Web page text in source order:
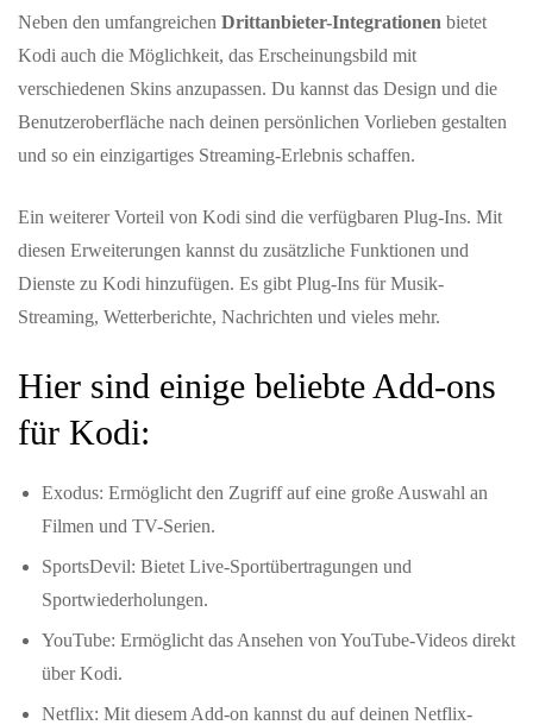
Neben den umfangreichen Drittanbieter-Integrationen bietet
Kodi auch die Möglichkeit, das Erscheinungsbild mit
verschiedenen Skins anzupassen. Du kannst das Design und die
Benutzeroberfläche nach deinen persönlichen Vorlieben gestalten
und so ein einzigartiges Streaming-Erlebnis schaffen.
Ein weiterer Vorteil von Kodi sind die verfügbaren Plug-Ins. Mit
diesen Erweiterungen kannst du zusätzliche Funktionen und
Dienste zu Kodi hinzufügen. Es gibt Plug-Ins für Musik-
Streaming, Wetterberichte, Nachrichten und vieles mehr.
Hier sind einige beliebte Add-ons
für Kodi:
Exodus: Ermöglicht den Zugriff auf eine große Auswahl an
Filmen und TV-Serien.
SportsDevil: Bietet Live-Sportübertragungen und
Sportwiederholungen.
YouTube: Ermöglicht das Ansehen von YouTube-Videos direkt
über Kodi.
Netflix: Mit diesem Add-on kannst du auf deinen Netflix-